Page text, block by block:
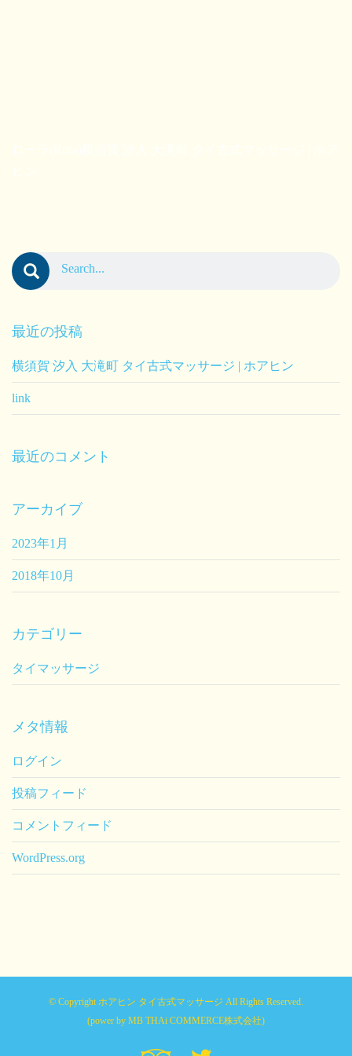
最近の投稿
横須賀 汐入 大滝町 タイ古式マッサージ | ホアヒン
link
最近のコメント
アーカイブ
2023年1月
2018年10月
カテゴリー
タイマッサージ
メタ情報
ログイン
投稿フィード
コメントフィード
WordPress.org
© Copyright ホアヒン タイ古式マッサージ All Rights Reserved.
(power by MB THAi COMMERCE株式会社)